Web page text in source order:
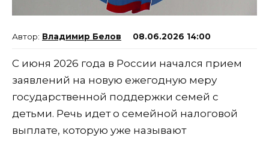
Владимир Белов 08.06.2026 14:00
С июня 2026 года в России начался прием
заявлений на новую ежегодную меру
государственной поддержки семей с
детьми. Речь идет о семейной налоговой
выплате, которую уже называют